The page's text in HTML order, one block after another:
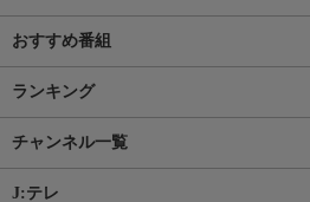
おすすめ番組
ランキング
チャンネル一覧
J:テレ